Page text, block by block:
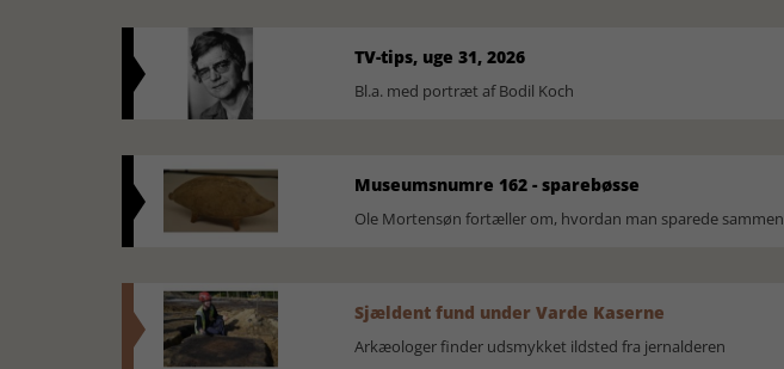
TV-tips, uge 31, 2026
Bl.a. med portræt af Bodil Koch
Museumsnumre 162 - sparebøsse
Ole Mortensøn fortæller om, hvordan man sparede sammen
Sjældent fund under Varde Kaserne
Arkæologer finder udsmykket ildsted fra jernalderen